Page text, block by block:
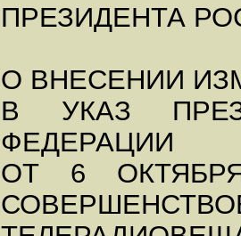
ПРЕЗИДЕНТА
О ВНЕСЕНИИ
В УКАЗ
ФЕДЕРАЦИИ
ОТ 6